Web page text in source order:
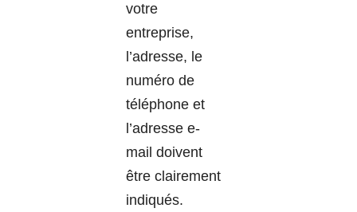
votre
entreprise,
l’adresse, le
numéro de
téléphone et
l’adresse e-
mail doivent
être clairement
indiqués.